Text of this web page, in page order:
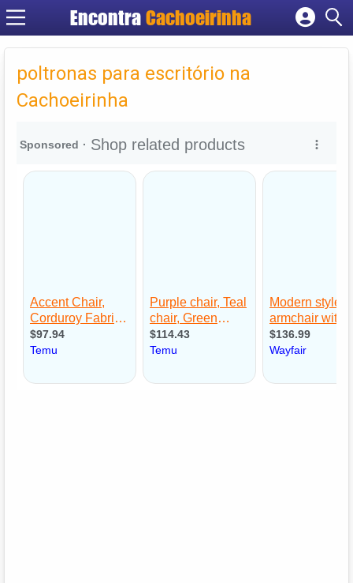
Encontra Cachoeirinha
Cadastrar empresa
Criar conta
poltronas para escritório na
Cachoeirinha